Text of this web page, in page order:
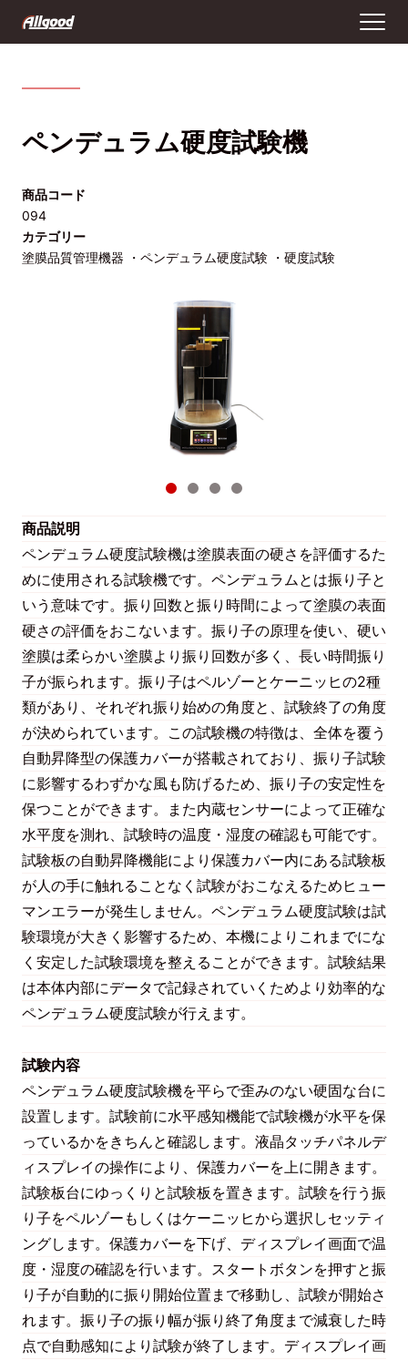
ペンデュラム硬度試験機
商品コード
094
カテゴリー
塗膜品質管理機器 ・ペンデュラム硬度試験 ・硬度試験
商品説明
ペンデュラム硬度試験機は塗膜表面の硬さを評価するた
めに使用される試験機です。ペンデュラムとは振り子と
いう意味です。振り回数と振り時間によって塗膜の表面
硬さの評価をおこないます。振り子の原理を使い、硬い
塗膜は柔らかい塗膜より振り回数が多く、長い時間振り
子が振られます。振り子はペルゾーとケーニッヒの2種
類があり、それぞれ振り始めの角度と、試験終了の角度
が決められています。この試験機の特徴は、全体を覆う
自動昇降型の保護カバーが搭載されており、振り子試験
に影響するわずかな風も防げるため、振り子の安定性を
保つことができます。また内蔵センサーによって正確な
水平度を測れ、試験時の温度・湿度の確認も可能です。
試験板の自動昇降機能により保護カバー内にある試験板
が人の手に触れることなく試験がおこなえるためヒュー
マンエラーが発生しません。ペンデュラム硬度試験は試
験環境が大きく影響するため、本機によりこれまでにな
く安定した試験環境を整えることができます。試験結果
は本体内部にデータで記録されていくためより効率的な
ペンデュラム硬度試験が行えます。
試験内容
ペンデュラム硬度試験機を平らで歪みのない硬固な台に
設置します。試験前に水平感知機能で試験機が水平を保
っているかをきちんと確認します。液晶タッチパネルデ
ィスプレイの操作により、保護カバーを上に開きます。
試験板台にゆっくりと試験板を置きます。試験を行う振
り子をペルゾーもしくはケーニッヒから選択しセッティ
ングします。保護カバーを下げ、ディスプレイ画面で温
度・湿度の確認を行います。スタートボタンを押すと振
り子が自動的に振り開始位置まで移動し、試験が開始さ
れます。振り子の振り幅が振り終了角度まで減衰した時
点で自動感知により試験が終了します。ディスプレイ画